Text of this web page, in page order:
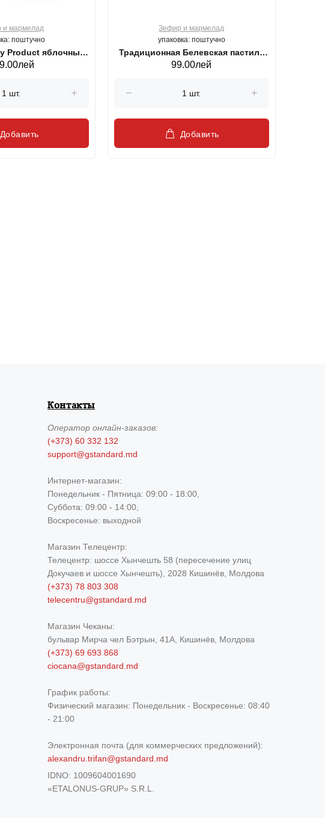
и мармелад
поштучно
Product яблочный
560г
Добавить
Зефир и мармелад
упаковка: поштучно
Традиционная Белевская пастила
Классика 200 г
99.00лей
Добавить
Контакты
Операторонлайн-заказов:
(+373) 60 332 132
support@gstandard.md
Интернет-магазин:
Понедельник - Пятница: 09:00 - 18:00,
Суббота: 09:00 - 14:00,
Воскресенье: выходной
Магазин Телецентр:
Телецентр: шоссе Хынчешть 58 (пересечение улиц
Докучаев и шоссе Хынчешть), 2028 Кишинёв, Молдова
(+373) 78 803 308
telecentru@gstandard.md
Магазин Чеканы:
бульвар Мирча чел Бэтрын, 41A, Кишинёв, Молдова
(+373) 69 693 868
ciocana@gstandard.md
График работы:
Физический магазин: Понедельник - Воскресенье: 08:40
- 21:00
Электронная почта (для коммерческих предложений):
alexandru.trifan@gstandard.md
IDNO: 1009604001690
«ETALONUS-GRUP» S.R.L.